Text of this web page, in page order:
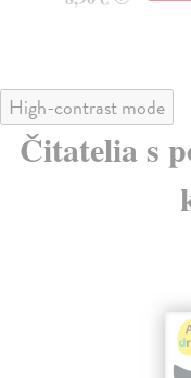
High-contrast mode
Čitatelia s